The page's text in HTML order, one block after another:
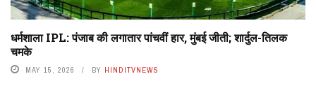
धर्मशाला IPL: पंजाब की लगातार पांचवीं हार, मुंबई जीती; शार्दुल-तिलक
चमके
MAY 15, 2026 BY HINDITVNEWS